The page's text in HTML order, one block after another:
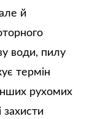
й
води, пилу
термін
рухомих